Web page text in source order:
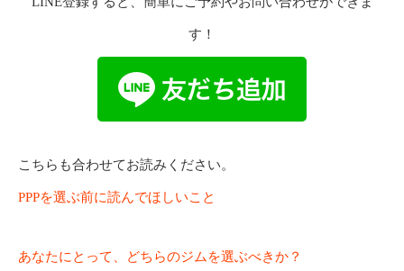
す！
こちらも合わせてお読みください。
PPPを選ぶ前に読んでほしいこと
あなたにとって、どちらのジムを選ぶべきか？